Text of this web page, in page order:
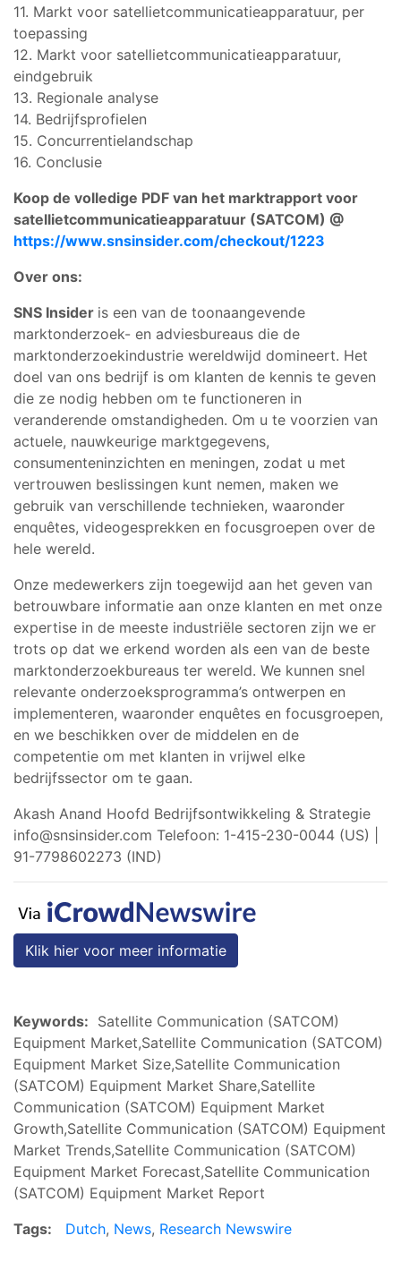
11. Markt voor satellietcommunicatieapparatuur, per
toepassing
12. Markt voor satellietcommunicatieapparatuur,
eindgebruik
13. Regionale analyse
14. Bedrijfsprofielen
15. Concurrentielandschap
16. Conclusie
Koop de volledige PDF van het marktrapport voor
satellietcommunicatieapparatuur (SATCOM) @
https://www.snsinsider.com/checkout/1223
Over ons:
SNS Insider is een van de toonaangevende
marktonderzoek- en adviesbureaus die de
marktonderzoekindustrie wereldwijd domineert. Het
doel van ons bedrijf is om klanten de kennis te geven
die ze nodig hebben om te functioneren in
veranderende omstandigheden. Om u te voorzien van
actuele, nauwkeurige marktgegevens,
consumenteninzichten en meningen, zodat u met
vertrouwen beslissingen kunt nemen, maken we
gebruik van verschillende technieken, waaronder
enquêtes, videogesprekken en focusgroepen over de
hele wereld.
Onze medewerkers zijn toegewijd aan het geven van
betrouwbare informatie aan onze klanten en met onze
expertise in de meeste industriële sectoren zijn we er
trots op dat we erkend worden als een van de beste
marktonderzoekbureaus ter wereld. We kunnen snel
relevante onderzoeksprogramma’s ontwerpen en
implementeren, waaronder enquêtes en focusgroepen,
en we beschikken over de middelen en de
competentie om met klanten in vrijwel elke
bedrijfssector om te gaan.
Akash Anand Hoofd Bedrijfsontwikkeling & Strategie
info@snsinsider.com Telefoon: 1-415-230-0044 (US) |
91-7798602273 (IND)
Klik hier voor meer informatie
Keywords: Satellite Communication (SATCOM)
Equipment Market,Satellite Communication (SATCOM)
Equipment Market Size,Satellite Communication
(SATCOM) Equipment Market Share,Satellite
Communication (SATCOM) Equipment Market
Growth,Satellite Communication (SATCOM) Equipment
Market Trends,Satellite Communication (SATCOM)
Equipment Market Forecast,Satellite Communication
(SATCOM) Equipment Market Report
Tags:
Dutch, News, Research Newswire